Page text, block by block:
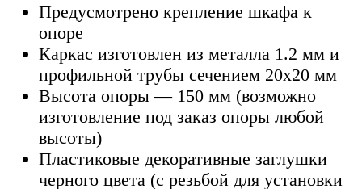
Предусмотрено крепление шкафа к
опоре
Каркас изготовлен из металла 1.2 мм и
профильной трубы сечением 20х20 мм
Высота опоры — 150 мм (возможно
изготовление под заказ опоры любой
высоты)
Пластиковые декоративные заглушки
черного цвета (с резьбой для установки